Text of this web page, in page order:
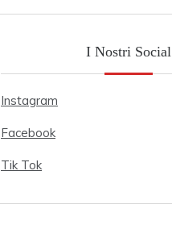
I Nostri Social
Instagram
Facebook
Tik Tok